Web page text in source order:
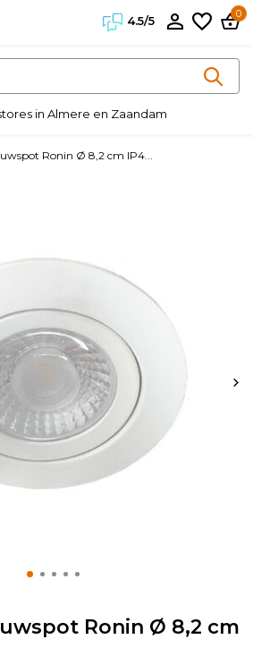
4.5/5
0
in Almere en Zaandam
Ronin Ø 8,2 cm IP4...
Ronin Ø 8,2 cm